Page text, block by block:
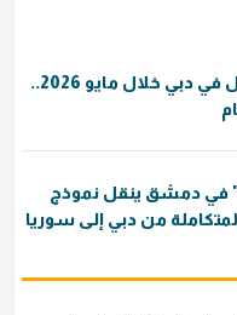
مبيعات وأسعار الفلل في دبي خلال مايو 2026..
"يعفور 963" في دمشق ينقل نموذج
من دبي إلى سوريا